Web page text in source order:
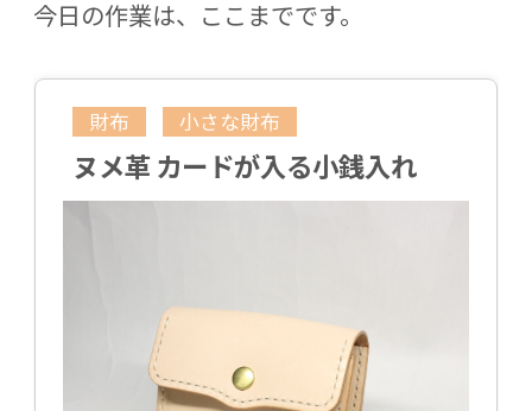
今日の作業は、ここまでです。
財布 小さな財布
ヌメ革 カードが入る小銭入れ